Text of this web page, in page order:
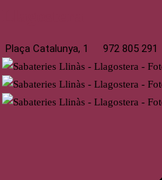
Plaça Catalunya, 1 972 805 291